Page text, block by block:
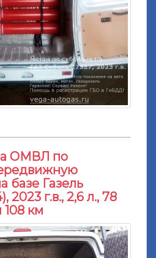
ОМВЛ по
базе Газель
2023 г.в., 2,6 л., 78
108 км